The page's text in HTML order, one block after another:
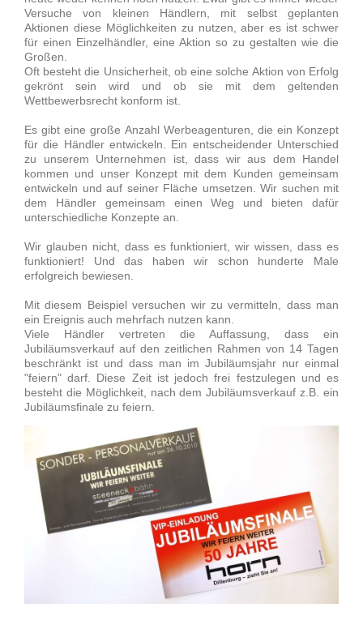
Versuche von kleinen Händlern, mit selbst geplanten
Aktionen diese Möglichkeiten zu nutzen, aber es ist schwer
für einen Einzelhändler, eine Aktion so zu gestalten wie die
Großen.
Oft besteht die Unsicherheit, ob eine solche Aktion von Erfolg
gekrönt sein wird und ob sie mit dem geltenden
Wettbewerbsrecht konform ist.
Es gibt eine große Anzahl Werbeagenturen, die ein Konzept
für die Händler entwickeln. Ein entscheidender Unterschied
zu unserem Unternehmen ist, dass wir aus dem Handel
kommen und unser Konzept mit dem Kunden gemeinsam
entwickeln und auf seiner Fläche umsetzen. Wir suchen mit
dem Händler gemeinsam einen Weg und bieten dafür
unterschiedliche Konzepte an.
Wir glauben nicht, dass es funktioniert, wir wissen, dass es
funktioniert! Und das haben wir schon hunderte Male
erfolgreich bewiesen.
Mit diesem Beispiel versuchen wir zu vermitteln, dass man
ein Ereignis auch mehrfach nutzen kann.
Viele Händler vertreten die Auffassung, dass ein
Jubiläumsverkauf auf den zeitlichen Rahmen von 14 Tagen
beschränkt ist und dass man im Jubiläumsjahr nur einmal
"feiern" darf. Diese Zeit ist jedoch frei festzulegen und es
besteht die Möglichkeit, nach dem Jubiläumsverkauf z.B. ein
Jubiläumsfinale zu feiern.